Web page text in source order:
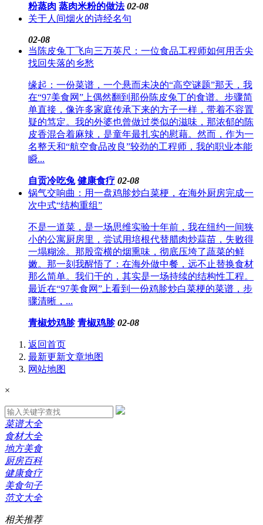
粉蒸肉 蒸肉米粉的做法 02-08
关于人间烟火的诗经名句
02-08
当陈皮兔丁飞向三万英尺：一位食品工程师如何用舌尖
找回失落的乡愁
缘起：一份菜谱，一个悬而未决的“高空谜题”那天，我
在“97美食网”上偶然翻到那份陈皮兔丁的食谱。步骤简
单直接，像许多家庭传承下来的方子一样，带着不容置
疑的笃定。我的外婆也曾做过类似的滋味，那浓郁的陈
皮香混合着麻辣，是童年最扎实的慰藉。然而，作为一
名整天和“航空食品改良”较劲的工程师，我的职业本能
瞬...
自贡冷吃兔 健康食疗 02-08
锅气交响曲：用一盘鸡胗炒白菜梗，在海外厨房完成一
次中式“结构重组”
不是一道菜，是一场思维实验十年前，我在纽约一间狭
小的公寓厨房里，尝试用培根代替腊肉炒蒜苗，失败得
一塌糊涂。那股蛮横的烟熏味，彻底压垮了蔬菜的鲜
嫩。那一刻我醒悟了：在海外做中餐，远不止替换食材
那么简单。我们干的，其实是一场持续的结构性工程。
最近在“97美食网”上看到一份鸡胗炒白菜梗的菜谱，步
骤清晰，...
青椒炒鸡胗 青椒鸡胗 02-08
返回首页
最新更新文章地图
网站地图
×
菜谱大全
食材大全
地方美食
厨房百科
健康食疗
美食句子
范文大全
相关推荐